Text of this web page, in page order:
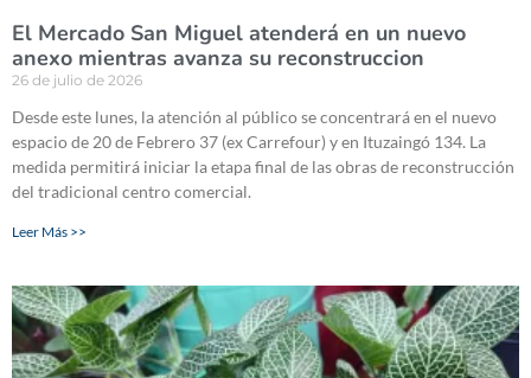
El Mercado San Miguel atenderá en un nuevo
anexo mientras avanza su reconstruccion
26 de julio de 2026
Desde este lunes, la atención al público se concentrará en el nuevo
espacio de 20 de Febrero 37 (ex Carrefour) y en Ituzaingó 134. La
medida permitirá iniciar la etapa final de las obras de reconstrucción
del tradicional centro comercial.
Leer Más >>